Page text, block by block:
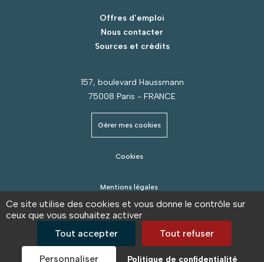
Offres d’emploi
Nous contacter
Sources et crédits
157, boulevard Haussmann
75008 Paris - FRANCE
Gérer mes cookies
Cookies
Mentions légales
Protection des données personnelles
Ce site utilise des cookies et vous donne le contrôle sur
ceux que vous souhaitez activer
Tout accepter
Tout refuser
Personnaliser Politique de confidentialité